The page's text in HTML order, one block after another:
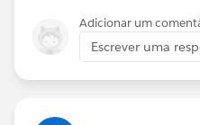
Charan
Adicionar um
Escrever uma